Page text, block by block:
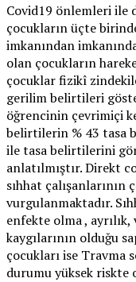
Covid19 önlemleri ile
çocukların üçte
imkanından
olan çocukların
çocuklar fizikî
gerilim belirtileri
öğrencinin çevrimiçi
belirtilerin % 43 tasa
ile tasa belirtilerini
anlatılmıştır. Direkt
sıhhat
vurgulanmaktadır.
enfekte olma ,
kaygılarının olduğu
çocukları ise Travma
durumu yüksek riskte